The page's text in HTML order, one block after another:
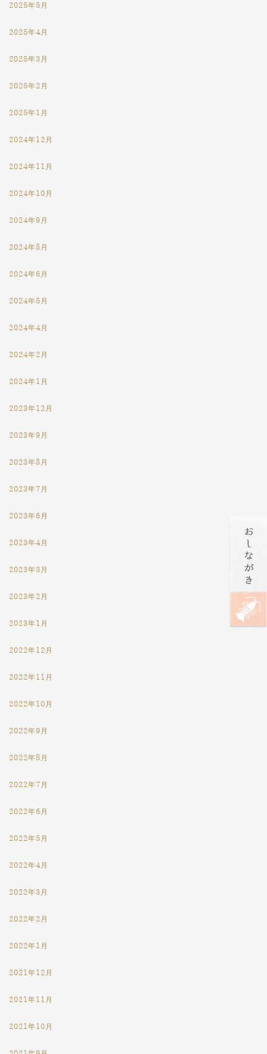
2025年5月
2025年4月
2025年3月
2025年2月
2025年1月
2024年12月
2024年11月
2024年10月
2024年9月
2024年8月
2024年6月
2024年5月
2024年4月
2024年2月
2024年1月
2023年12月
2023年9月
2023年8月
2023年7月
2023年6月
2023年4月
2023年3月
2023年2月
2023年1月
2022年12月
2022年11月
2022年10月
2022年9月
2022年8月
2022年7月
2022年6月
2022年5月
2022年4月
2022年3月
2022年2月
2022年1月
2021年12月
2021年11月
2021年10月